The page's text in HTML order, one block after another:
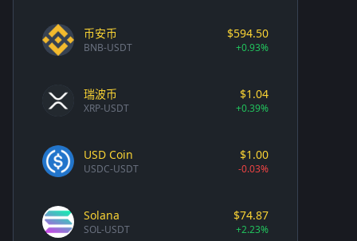
币安币
BNB-USDT
$594.50
+0.93%
瑞波币
XRP-USDT
$1.04
+0.39%
USD Coin
USDC-USDT
$1.00
-0.03%
Solana
SOL-USDT
$74.87
+2.23%